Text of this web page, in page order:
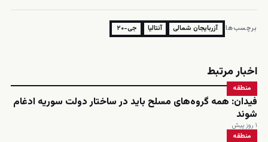
برچسب‌ها: آزربایجان شمالی آنتاليا جی-۲۰
اخبار مرتبط
منطقه
فیدان: همه گروه‌های مسلح باید در ساختار دولت سوریه ادغام
شوند
۱ روز پیش
منطقه